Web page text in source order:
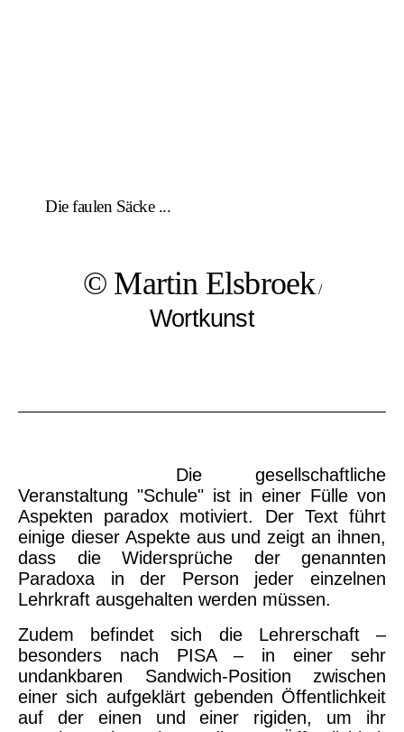
Die faulen Säcke ...
© Martin Elsbroek /
Wortkunst
Die gesellschaftliche
Veranstaltung "Schule" ist in einer Fülle von
Aspekten paradox motiviert. Der Text führt
einige dieser Aspekte aus und zeigt an ihnen,
dass die Widersprüche der genannten
Paradoxa in der Person jeder einzelnen
Lehrkraft ausgehalten werden müssen.
Zudem befindet sich die Lehrerschaft –
besonders nach PISA – in einer sehr
undankbaren Sandwich-Position zwischen
einer sich aufgeklärt gebenden Öffentlichkeit
auf der einen und einer rigiden, um ihr